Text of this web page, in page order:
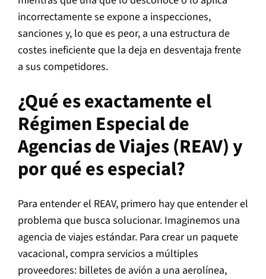
incorrectamente se expone a inspecciones,
sanciones y, lo que es peor, a una estructura de
costes ineficiente que la deja en desventaja frente
a sus competidores.
¿Qué es exactamente el
Régimen Especial de
Agencias de Viajes (REAV) y
por qué es especial?
Para entender el REAV, primero hay que entender el
problema que busca solucionar. Imaginemos una
agencia de viajes estándar. Para crear un paquete
vacacional, compra servicios a múltiples
proveedores: billetes de avión a una aerolínea,